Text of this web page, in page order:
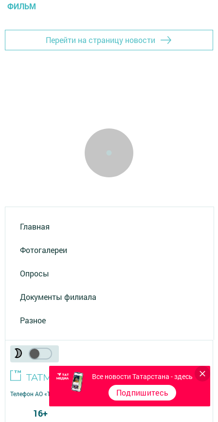
ФИЛЬМ
Перейти на страницу новости
Главная
Фотогалереи
Опросы
Документы филиала
Разное
Все новости Татарстана - здесь
Подпишитесь
Телефон АО «ТАТМЕДИА»: (843) 222 09 84
16+